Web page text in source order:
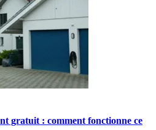
gratuit : comment fonctionne ce